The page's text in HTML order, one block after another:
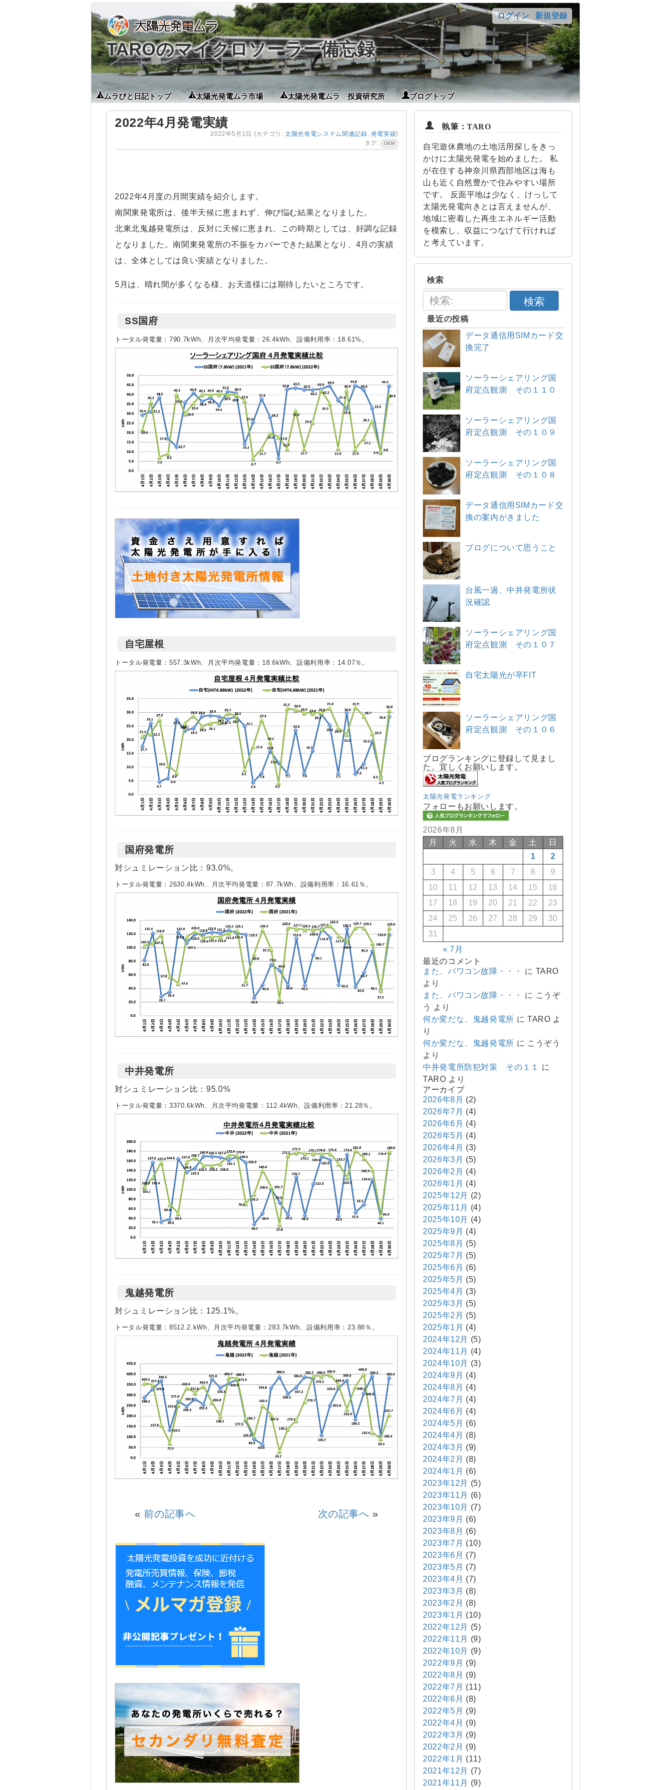
TAROのマイクロソーラー備忘録
ログイン 新規登録
ムラびと日記トップ 太陽光発電ムラ市場 太陽光発電ムラ 投資研究所 ブログトップ
2022年4月発電実績
2022年5月1日 (カテゴリ:太陽光発電システム関連記録, 発電実績)
タグ:
O&M
2022年4月度の月間実績を紹介します。
南関東発電所は、後半天候に恵まれず、伸び悩む結果となりました。
北東北鬼越発電所は、反対に天候に恵まれ、この時期としては、好調な記録
となりました。南関東発電所の不振をカバーできた結果となり、4月の実績
は、全体としては良い実績となりました。
5月は、晴れ間が多くなる様、お天道様には期待したいところです。
SS国府
トータル発電量：790.7kWh、月次平均発電量：26.4kWh、設備利用率：18.61%。
自宅屋根
トータル発電量：557.3kWh、月次平均発電量：18.6kWh、設備利用率：14.07％。
国府発電所
対シュミレーション比：93.0%。
トータル発電量：2630.4kWh、月次平均発電量：87.7kWh、設備利用率：16.61％。
中井発電所
対シュミレーション比：95.0%
トータル発電量：3370.6kWh、月次平均発電量：112.4kWh、設備利用率：21.28％。
鬼越発電所
対シュミレーション比：125.1%。
トータル発電量：8512.2.kWh、月次平均発電量：283.7kWh、設備利用率：23.88％。
«前の記事へ 次の記事へ »
執筆：TARO
自宅遊休農地の土地活用探しをきっ
かけに太陽光発電を始めました。 私
が在住する神奈川県西部地区は海も
山も近く自然豊かで住みやすい場所
です。 反面平地は少なく、けっして
太陽光発電向きとは言えませんが、
地域に密着した再生エネルギー活動
を模索し、収益につなげて行ければ
と考えています。
検索
検索
最近の投稿
データ通信用SIMカード交
換完了
ソーラーシェアリング国
府定点観測 その１１０
ソーラーシェアリング国
府定点観測 その１０９
ソーラーシェアリング国
府定点観測 その１０８
データ通信用SIMカード交
換の案内がきました
ブログについて思うこと
台風一過、中井発電所状
況確認
ソーラーシェアリング国
府定点観測 その１０７
自宅太陽光が卒FIT
ソーラーシェアリング国
府定点観測 その１０６
ブログランキングに登録して見まし
た。宜しくお願いします。
太陽光発電ランキング
フォローもお願いします。
2026年8月
月
火 水 木 金 土 日
« 7月
1
2
3
4 5 6 7 8
9
10
11 12 13 14 15
16
17
18 19 20 21 22
23
24
25 26 27 28 29
30
31
最近のコメント
また、パワコン故障・・・
に TARO
より
また、パワコン故障・・・
に こうぞ
う
より
何か変だな、鬼越発電所 に TARO よ
り
何か変だな、鬼越発電所 に こうぞう
より
中井発電所防犯対策 その１１
に
TARO より
アーカイブ
2026年8月 (2)
2026年7月 (4)
2026年6月 (4)
2026年5月 (4)
2026年4月 (3)
2026年3月 (5)
2026年2月 (4)
2026年1月 (4)
2025年12月
(2)
2025年11月
(4)
2025年10月
(4)
2025年9月 (4)
2025年8月 (5)
2025年7月 (5)
2025年6月 (6)
2025年5月 (5)
2025年4月 (3)
2025年3月 (5)
2025年2月 (5)
2025年1月 (4)
2024年12月
(5)
2024年11月
(4)
2024年10月
(3)
2024年9月 (4)
2024年8月 (4)
2024年7月 (4)
2024年6月 (4)
2024年5月 (6)
2024年4月 (8)
2024年3月 (9)
2024年2月 (8)
2024年1月 (6)
2023年12月
(5)
2023年11月
(6)
2023年10月
(7)
2023年9月 (6)
2023年8月 (6)
2023年7月 (10)
2023年6月 (7)
2023年5月 (7)
2023年4月 (7)
2023年3月 (8)
2023年2月 (8)
2023年1月 (10)
2022年12月
(5)
2022年11月
(9)
2022年10月
(9)
2022年9月 (9)
2022年8月 (9)
2022年7月 (11)
2022年6月 (8)
2022年5月 (9)
2022年4月 (9)
2022年3月 (9)
2022年2月 (9)
2022年1月 (11)
2021年12月
(7)
2021年11月
(9)